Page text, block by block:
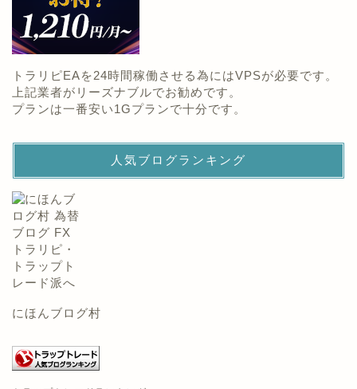
トラリピEAを24時間稼働させる為にはVPSが必要です。
上記業者がリーズナブルでお勧めです。
プランは一番安い1Gプランで十分です。
人気ブログランキング
にほんブログ村